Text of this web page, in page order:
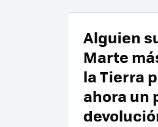
Alguien
Marte
la Tierra
ahora un